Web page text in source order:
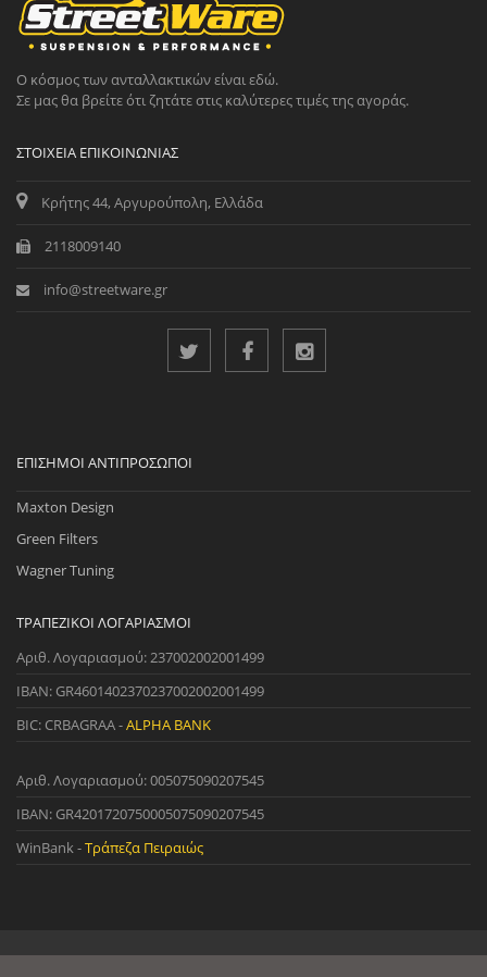
Ο κόσμος των ανταλλακτικών είναι εδώ.
Σε μας θα βρείτε ότι ζητάτε στις καλύτερες τιμές της αγοράς.
ΣΤΟΙΧΕΊΑ ΕΠΙΚΟΙΝΩΝΊΑΣ
Κρήτης 44, Αργυρούπολη, Ελλάδα
2118009140
info@streetware.gr
ΕΠΊΣΗΜΟΙ ΑΝΤΙΠΡΌΣΩΠΟΙ
Maxton Design
Green Filters
Wagner Tuning
ΤΡΑΠΕΖΙΚΟΊ ΛΟΓΑΡΙΑΣΜΟΊ
Αριθ. Λογαριασμού: 237002002001499
IBAN: GR4601402370237002002001499
BIC: CRBAGRAA -ALPHA BANK
Αριθ. Λογαριασμού: 005075090207545
IBAN: GR4201720750005075090207545
WinBank -Τράπεζα Πειραιώς
© 2022 StreetWare. All Rights Reserved. | Designed and Developedby